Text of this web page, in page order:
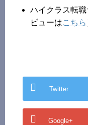
ハイクラス転職
ビューはこちら
Twitter
Google+